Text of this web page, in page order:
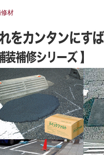
材